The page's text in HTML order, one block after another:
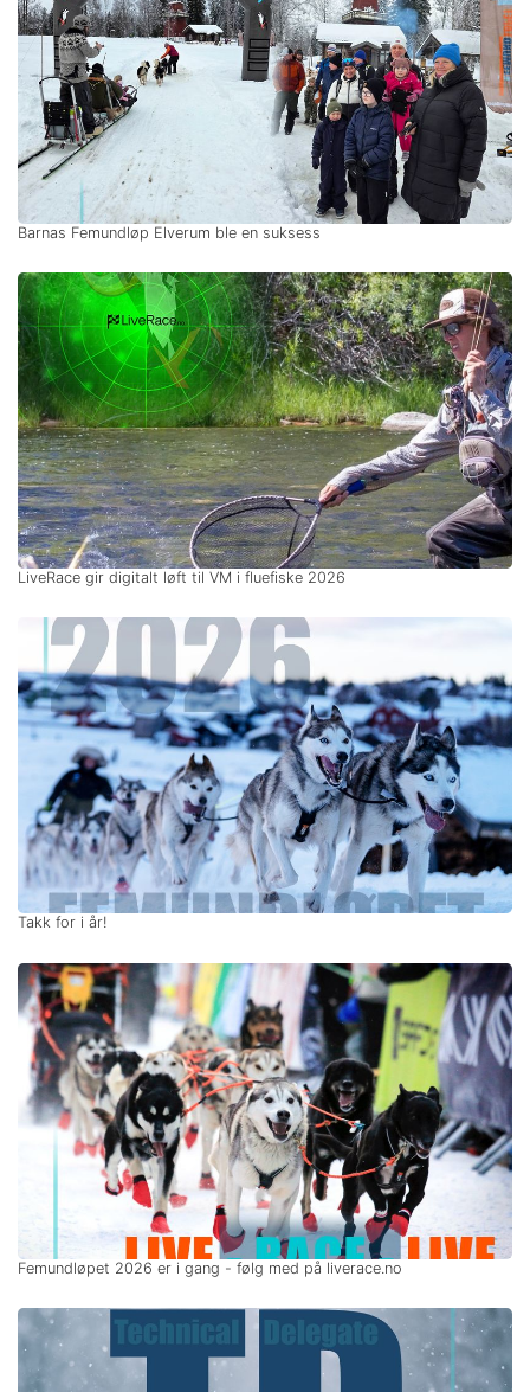
Barnas Femundløp Elverum ble en suksess
LiveRace gir digitalt løft til VM i fluefiske 2026
Takk for i år!
Femundløpet 2026 er i gang - følg med på liverace.no